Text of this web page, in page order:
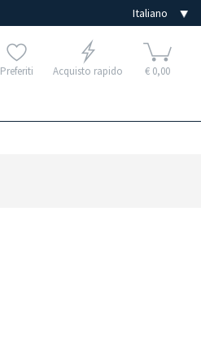
Preferiti Acquisto rapido € 0,00